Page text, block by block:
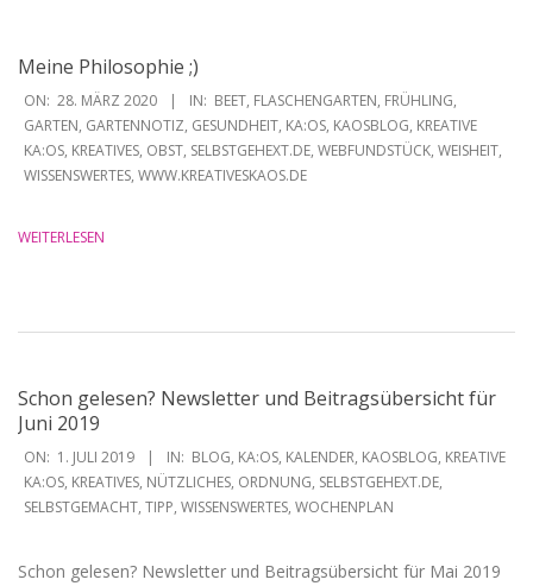
Meine Philosophie ;)
2020-
03-
28
ON: 28. MÄRZ 2020 IN: BEET, FLASCHENGARTEN, FRÜHLING,
GARTEN, GARTENNOTIZ, GESUNDHEIT, KA:OS, KAOSBLOG, KREATIVE
KA:OS, KREATIVES, OBST, SELBSTGEHEXT.DE, WEBFUNDSTÜCK, WEISHEIT,
WISSENSWERTES, WWW.KREATIVESKAOS.DE
WEITERLESEN
Schon gelesen? Newsletter und Beitragsübersicht für
Juni 2019
2019-
07-
01
ON: 1. JULI 2019 IN: BLOG, KA:OS, KALENDER, KAOSBLOG, KREATIVE
KA:OS, KREATIVES, NÜTZLICHES, ORDNUNG, SELBSTGEHEXT.DE,
SELBSTGEMACHT, TIPP, WISSENSWERTES, WOCHENPLAN
Schon gelesen? Newsletter und Beitragsübersicht für Mai 2019